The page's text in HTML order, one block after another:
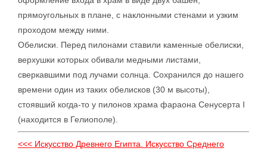
прямоугольных в плане, с наклонными стенами и узким
проходом между ними.
Обелиски. Перед пилонами ставили каменные обелиски,
верхушки которых обивали медными листами,
сверкавшими под лучами солнца. Сохранился до нашего
времени один из таких обелисков (30 м высоты),
стоявший когда-то у пилонов храма фараона Сенусерта I
(находится в Гелиополе).
<<< Искусство Древнего Египта. Искусство Среднего